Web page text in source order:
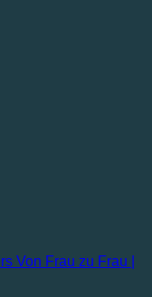
Von Frau zu Frau |